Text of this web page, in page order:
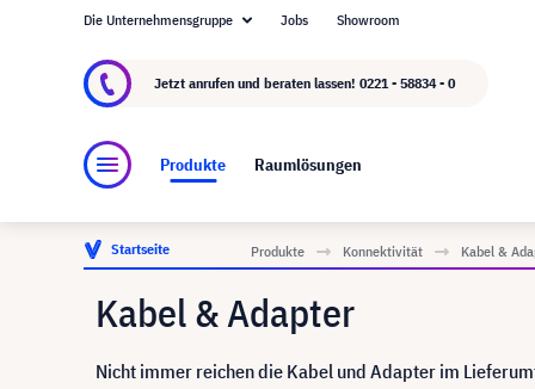
Über visunext.de
Die Unternehmensgruppe Jobs Showroom
Jetzt anrufen und beraten lassen! 0221 - 58834 - 0
Produkte Raumlösungen
Startseite Produkte Konnektivität Kabel &
Kabel & Adapter
Nicht immer reichen die Kabel und Adapter im